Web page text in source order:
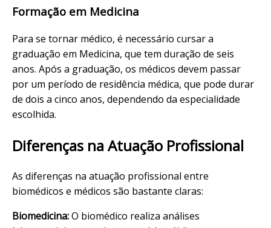
Formação em Medicina
Para se tornar médico, é necessário cursar a
graduação em Medicina, que tem duração de seis
anos. Após a graduação, os médicos devem passar
por um período de residência médica, que pode durar
de dois a cinco anos, dependendo da especialidade
escolhida.
Diferenças na Atuação Profissional
As diferenças na atuação profissional entre
biomédicos e médicos são bastante claras:
Biomedicina:O biomédico realiza análises